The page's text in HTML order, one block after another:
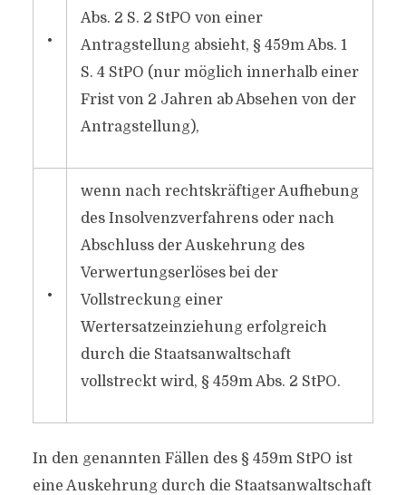
•
Abs. 2 S. 2 StPO von einer
Antragstellung absieht, § 459m Abs. 1
S. 4 StPO (nur möglich innerhalb einer
Frist von 2 Jahren ab Absehen von der
Antragstellung),
•
wenn nach rechtskräftiger Aufhebung
des Insolvenzverfahrens oder nach
Abschluss der Auskehrung des
Verwertungserlöses bei der
Vollstreckung einer
Wertersatzeinziehung erfolgreich
durch die Staatsanwaltschaft
vollstreckt wird, § 459m Abs. 2 StPO.
In den genannten Fällen des § 459m StPO ist
eine Auskehrung durch die Staatsanwaltschaft